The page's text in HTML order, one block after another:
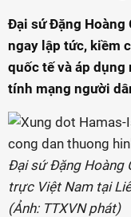
Đại sứ Đặng Hoàng
ngay lập tức, kiềm
quốc tế và áp
tính mạng người
Đại sứ Đặng Hoàng
trực Việt Nam tại
(Ảnh: TTXVN phát)